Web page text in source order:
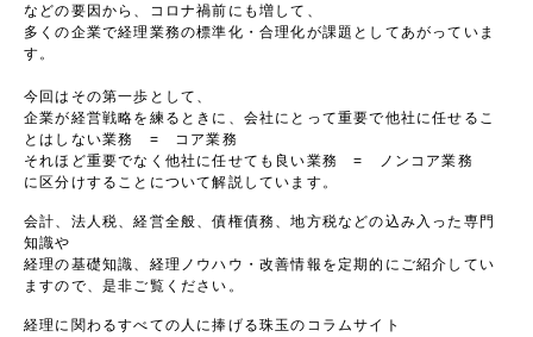
などの要因から、コロナ禍前にも増して、
多くの企業で経理業務の標準化・合理化が課題としてあがっていま
す。
今回はその第一歩として、
企業が経営戦略を練るときに、会社にとって重要で他社に任せるこ
とはしない業務 = コア業務
それほど重要でなく他社に任せても良い業務 = ノンコア業務
に区分けすることについて解説しています。
会計、法人税、経営全般、債権債務、地方税などの込み入った専門
知識や
経理の基礎知識、経理ノウハウ・改善情報を定期的にご紹介してい
ますので、是非ご覧ください。
経理に関わるすべての人に捧げる珠玉のコラムサイト